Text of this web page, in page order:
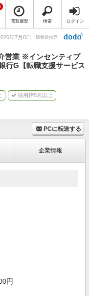
閲覧履歴 検索 ログイン
年7月8日 情報提供元
営業 ※インセンティブ
行G【転職支援サービス
採用枠5名以上
PCに転送する
企業情報
円